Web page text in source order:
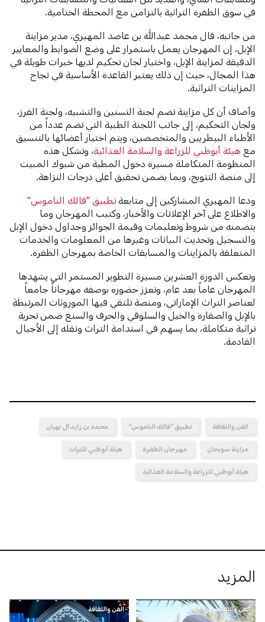
في سوق الظفرة التراثية بالتزامن مع المحطة الختامية.
من جانبه، قال محمد عبدالله بن عاضد المهيري، مدير مزاينة
الإبل، إن المهرجان يعمل باستمرار على وضع الضوابط والمعايير
الدقيقة لمزاينة الإبل، واختيار لجان تحكيم لديها خبرات طويلة في
هذا المجال، حيث إن ذلك يعتبر القاعدة الأساسية في نجاح
المزاينات التراثية.
وأضاف أن كل مزاينة تضم لجنة التسنين والتشبيه، ولجنة الفرز،
ولجان التحكيم، إلى جانب اللجنة الطبية التي تضم عدداً من
الأطباء البيطريين والمتخصصين، ويتم اختيار أعضائها بالتنسيق
مع هيئة أبوظبي للزراعة والسلامة الغذائية، وتشكل هذه
المنظومة المتكاملة مسيرة دخول المطية من شبوك المبيت
إلى منصة التتويج، وبما يضمن تحقيق أعلى درجات النزاهة.
ودعا المهيري المشاركين إلى متابعة تطبيق "فالك الناموس"
والاطلاع على آخر الإعلانات والأخبار، وكتيب المهرجان وما
يتضمنه من شروط وتعليمات وقيمة الجوائز وجداول دخول الإبل
والتسجيل وتحديث البيانات وغيرها من المعلومات والخدمات
المتعلقة بالمزاينات والمسابقات الخاصة بمهرجان الظفرة.
وتعكس الدورة العشرين مسيرة التطوير المستمر التي يشهدها
المهرجان عاماً بعد عام، وتعزز حضوره بوصفه مهرجاناً جامعاً
لعناصر التراث الإماراتي، ومنصة تلتقي فيها الموروثات المرتبطة
بالإبل والصقارة والخيل والسلوقي والحرف والسنع ضمن تجربة
تراثية متكاملة، بما يسهم في استدامة التراث ونقله إلى الأجيال
القادمة.
الفن والثقافة تطبيق "فالك الناموس" محمد بن زايد آل نهيان
مزاينة سويحان مهرجان الظفرة هيئة أبوظبي للتراث
هيئة أبوظبي للزراعة والسلامة الغذائية
المزيد
الفن والثقافة الفن والثقافة